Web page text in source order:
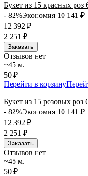
Букет из 15 красных роз
- 82%Экономия 10 141 ₽
12 392 ₽
2 251 ₽
Заказать
Отзывов нет
~45 м.
50 ₽
Перейти в корзину
Букет из 15 розовых роз
- 82%Экономия 10 141 ₽
12 392 ₽
2 251 ₽
Заказать
Отзывов нет
~45 м.
50 ₽